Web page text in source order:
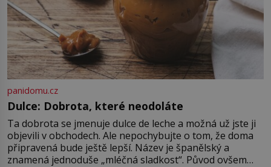
panidomu.cz
Dulce: Dobrota, které neodoláte
Ta dobrota se jmenuje dulce de leche a možná už jste ji
objevili v obchodech. Ale nepochybujte o tom, že doma
připravená bude ještě lepší. Název je španělský a
znamená jednoduše „mléčná sladkost“. Původ ovšem